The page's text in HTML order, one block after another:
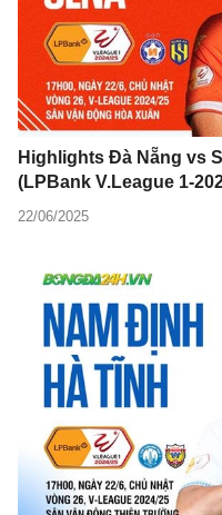
Highlights Đà Nẵng vs
(LPBank V.League 1-
22/06/2025